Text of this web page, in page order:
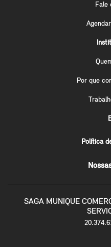
Fale
Por que
Política
SAGA MUNIQUE